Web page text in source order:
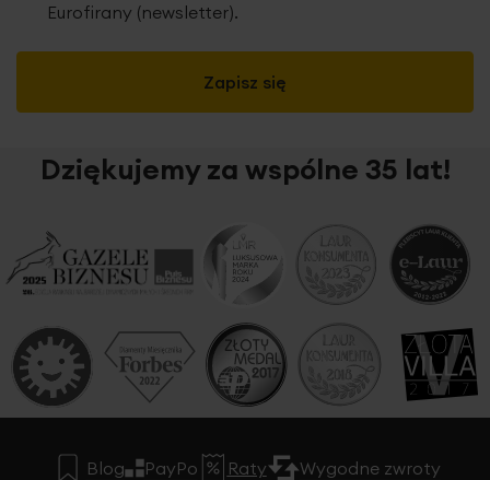
Zapisz się
Eurofirany (newsletter).
Dziękujemy za wspólne 35 lat!
Blog PayPo Raty Wygodne zwroty